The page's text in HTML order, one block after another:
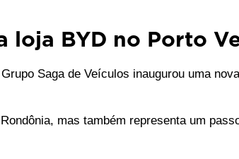
loja BYD no Porto
Saga de Veículos inaugurou uma
mas também representa um